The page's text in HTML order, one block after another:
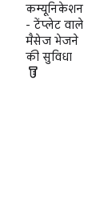
कम्यूनिकेशन
- टेंप्लेट वाले
मैसेज भेजने
की सुविधा
labs